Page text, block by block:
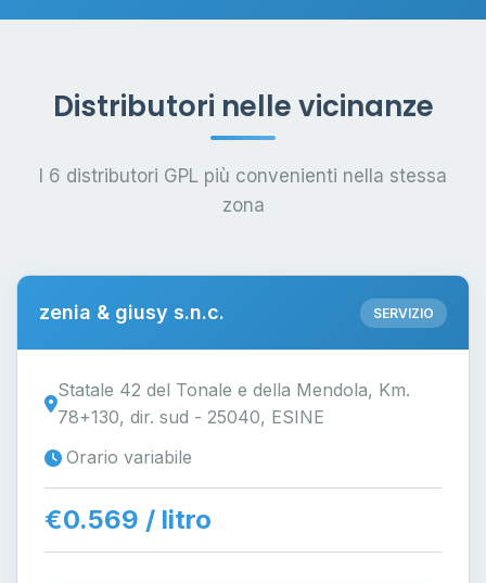
Distributori nelle vicinanze
I 6 distributori GPL più convenienti nella stessa
zona
zenia & giusy s.n.c. SERVIZIO
Statale 42 del Tonale e della Mendola, Km.
78+130, dir. sud - 25040, ESINE
Orario variabile
€0.569 / litro